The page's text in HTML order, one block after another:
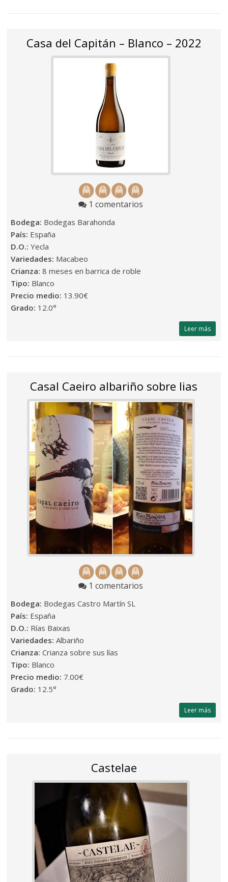
Casa del Capitán – Blanco – 2022
1 comentarios
Bodega: Bodegas Barahonda
País: España
D.O.:Yecla
Variedades: Macabeo
Crianza:8 meses en barrica de roble
Tipo: Blanco
Precio medio: 13.90€
Grado: 12.0°
Leer más
Casal Caeiro albariño sobre lias
1 comentarios
Bodega: Bodegas Castro Martín SL
País: España
D.O.: Rías Baixas
Variedades:Albariño
Crianza:Crianza sobre sus lías
Tipo: Blanco
Precio medio: 7.00€
Grado: 12.5°
Leer más
Castelae